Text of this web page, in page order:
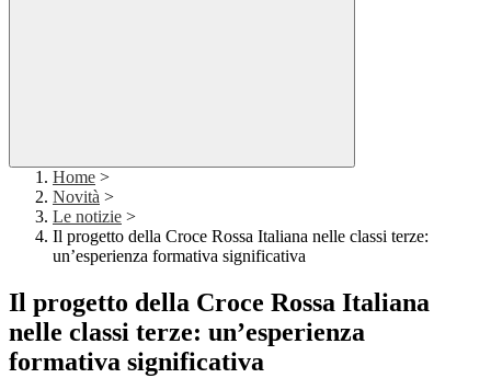
Home >
Novità >
Le notizie >
Il progetto della Croce Rossa Italiana nelle classi terze:
un’esperienza formativa significativa
Il progetto della Croce Rossa Italiana
nelle classi terze: un’esperienza
formativa significativa